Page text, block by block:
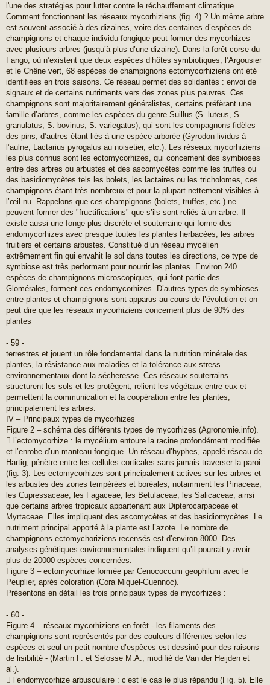
l'une des stratégies pour lutter contre le réchauffement climatique.
Comment fonctionnent les réseaux mycorhiziens (fig. 4) ? Un même arbre
est souvent associé à des dizaines, voire des centaines d’espèces de
champignons et chaque individu fongique peut former des mycorhizes
avec plusieurs arbres (jusqu’à plus d’une dizaine). Dans la forêt corse du
Fango, où n’existent que deux espèces d’hôtes symbiotiques, l’Argousier
et le Chêne vert, 68 espèces de champignons ectomycorhiziens ont été
identifiées en trois saisons. Ce réseau permet des solidarités : envoi de
signaux et de certains nutriments vers des zones plus pauvres. Ces
champignons sont majoritairement généralistes, certains préfèrant une
famille d’arbres, comme les espèces du genre Suillus (S. luteus, S.
granulatus, S. bovinus, S. variegatus), qui sont les compagnons fidèles
des pins, d’autres étant liés à une espèce arborée (Gyrodon lividus à
l’aulne, Lactarius pyrogalus au noisetier, etc.). Les réseaux mycorhiziens
les plus connus sont les ectomycorhizes, qui concernent des symbioses
entre des arbres ou arbustes et des ascomycètes comme les truffes ou
des basidiomycètes tels les bolets, les lactaires ou les tricholomes, ces
champignons étant très nombreux et pour la plupart nettement visibles à
l’œil nu. Rappelons que ces champignons (bolets, truffes, etc.) ne
peuvent former des "fructifications" que s’ils sont reliés à un arbre. Il
existe aussi une fonge plus discrète et souterraine qui forme des
endomycorhizes avec presque toutes les plantes herbacées, les arbres
fruitiers et certains arbustes. Constitué d’un réseau mycélien
extrêmement fin qui envahit le sol dans toutes les directions, ce type de
symbiose est très performant pour nourrir les plantes. Environ 240
espèces de champignons microscopiques, qui font partie des
Glomérales, forment ces endomycorhizes. D’autres types de symbioses
entre plantes et champignons sont apparus au cours de l’évolution et on
peut dire que les réseaux mycorhiziens concernent plus de 90% des
plantes
- 59 -
terrestres et jouent un rôle fondamental dans la nutrition minérale des
plantes, la résistance aux maladies et la tolérance aux stress
environnementaux dont la sécheresse. Ces réseaux souterrains
structurent les sols et les protègent, relient les végétaux entre eux et
permettent la communication et la coopération entre les plantes,
principalement les arbres.
IV – Principaux types de mycorhizes
Figure 2 – schéma des différents types de mycorhizes (Agronomie.info).
 l’ectomycorhize : le mycélium entoure la racine profondément modifiée
et l’enrobe d’un manteau fongique. Un réseau d’hyphes, appelé réseau de
Hartig, pénètre entre les cellules corticales sans jamais traverser la paroi
(fig. 3). Les ectomycorhizes sont principalement actives sur les arbres et
les arbustes des zones tempérées et boréales, notamment les Pinaceae,
les Cupressaceae, les Fagaceae, les Betulaceae, les Salicaceae, ainsi
que certains arbres tropicaux appartenant aux Dipterocarpaceae et
Myrtaceae. Elles impliquent des ascomycètes et des basidiomycètes. Le
nutriment principal apporté à la plante est l’azote. Le nombre de
champignons ectomychoriziens recensés est d’environ 8000. Des
analyses génétiques environnementales indiquent qu’il pourrait y avoir
plus de 20000 espèces concernées.
Figure 3 – ectomycorhize formée par Cenococcum geophilum avec le
Peuplier, après coloration (Cora Miquel-Guennoc).
Présentons en détail les trois principaux types de mycorhizes :
- 60 -
Figure 4 – réseaux mycorhiziens en forêt - les filaments des
champignons sont représentés par des couleurs différentes selon les
espèces et seul un petit nombre d’espèces est dessiné pour des raisons
de lisibilité - (Martin F. et Selosse M.A., modifié de Van der Heijden et
al.).
 l’endomycorhize arbusculaire : c’est le cas le plus répandu (Fig. 5). Elle